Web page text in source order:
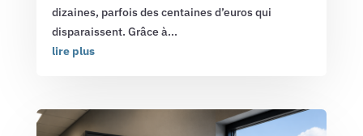
dizaines, parfois des centaines d’euros qui
disparaissent. Grâce à...
lire plus